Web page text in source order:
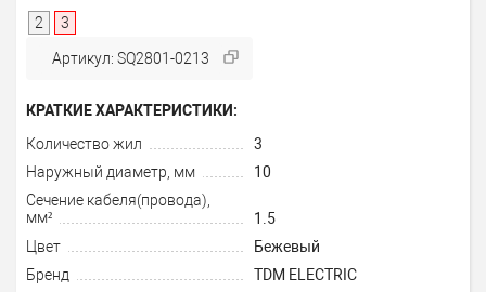
2
3
Артикул: SQ2801-0213
КРАТКИЕ ХАРАКТЕРИСТИКИ:
Количество жил
3
Наружный диаметр, мм
10
Сечение кабеля(провода),
мм²
1.5
Цвет
Бежевый
Бренд
TDM ELECTRIC